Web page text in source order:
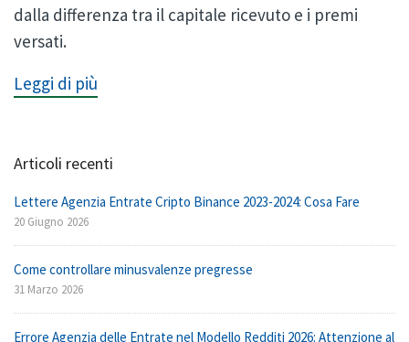
dalla differenza tra il capitale ricevuto e i premi
versati.
Leggi di più
Articoli recenti
Lettere Agenzia Entrate Cripto Binance 2023-2024: Cosa Fare
20 Giugno 2026
Come controllare minusvalenze pregresse
31 Marzo 2026
Errore Agenzia delle Entrate nel Modello Redditi 2026: Attenzione al